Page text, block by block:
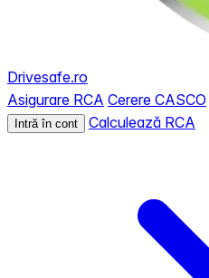
Drivesafe.ro
Asigurare RCA Cerere CASCO
Intră în cont Calculează RCA